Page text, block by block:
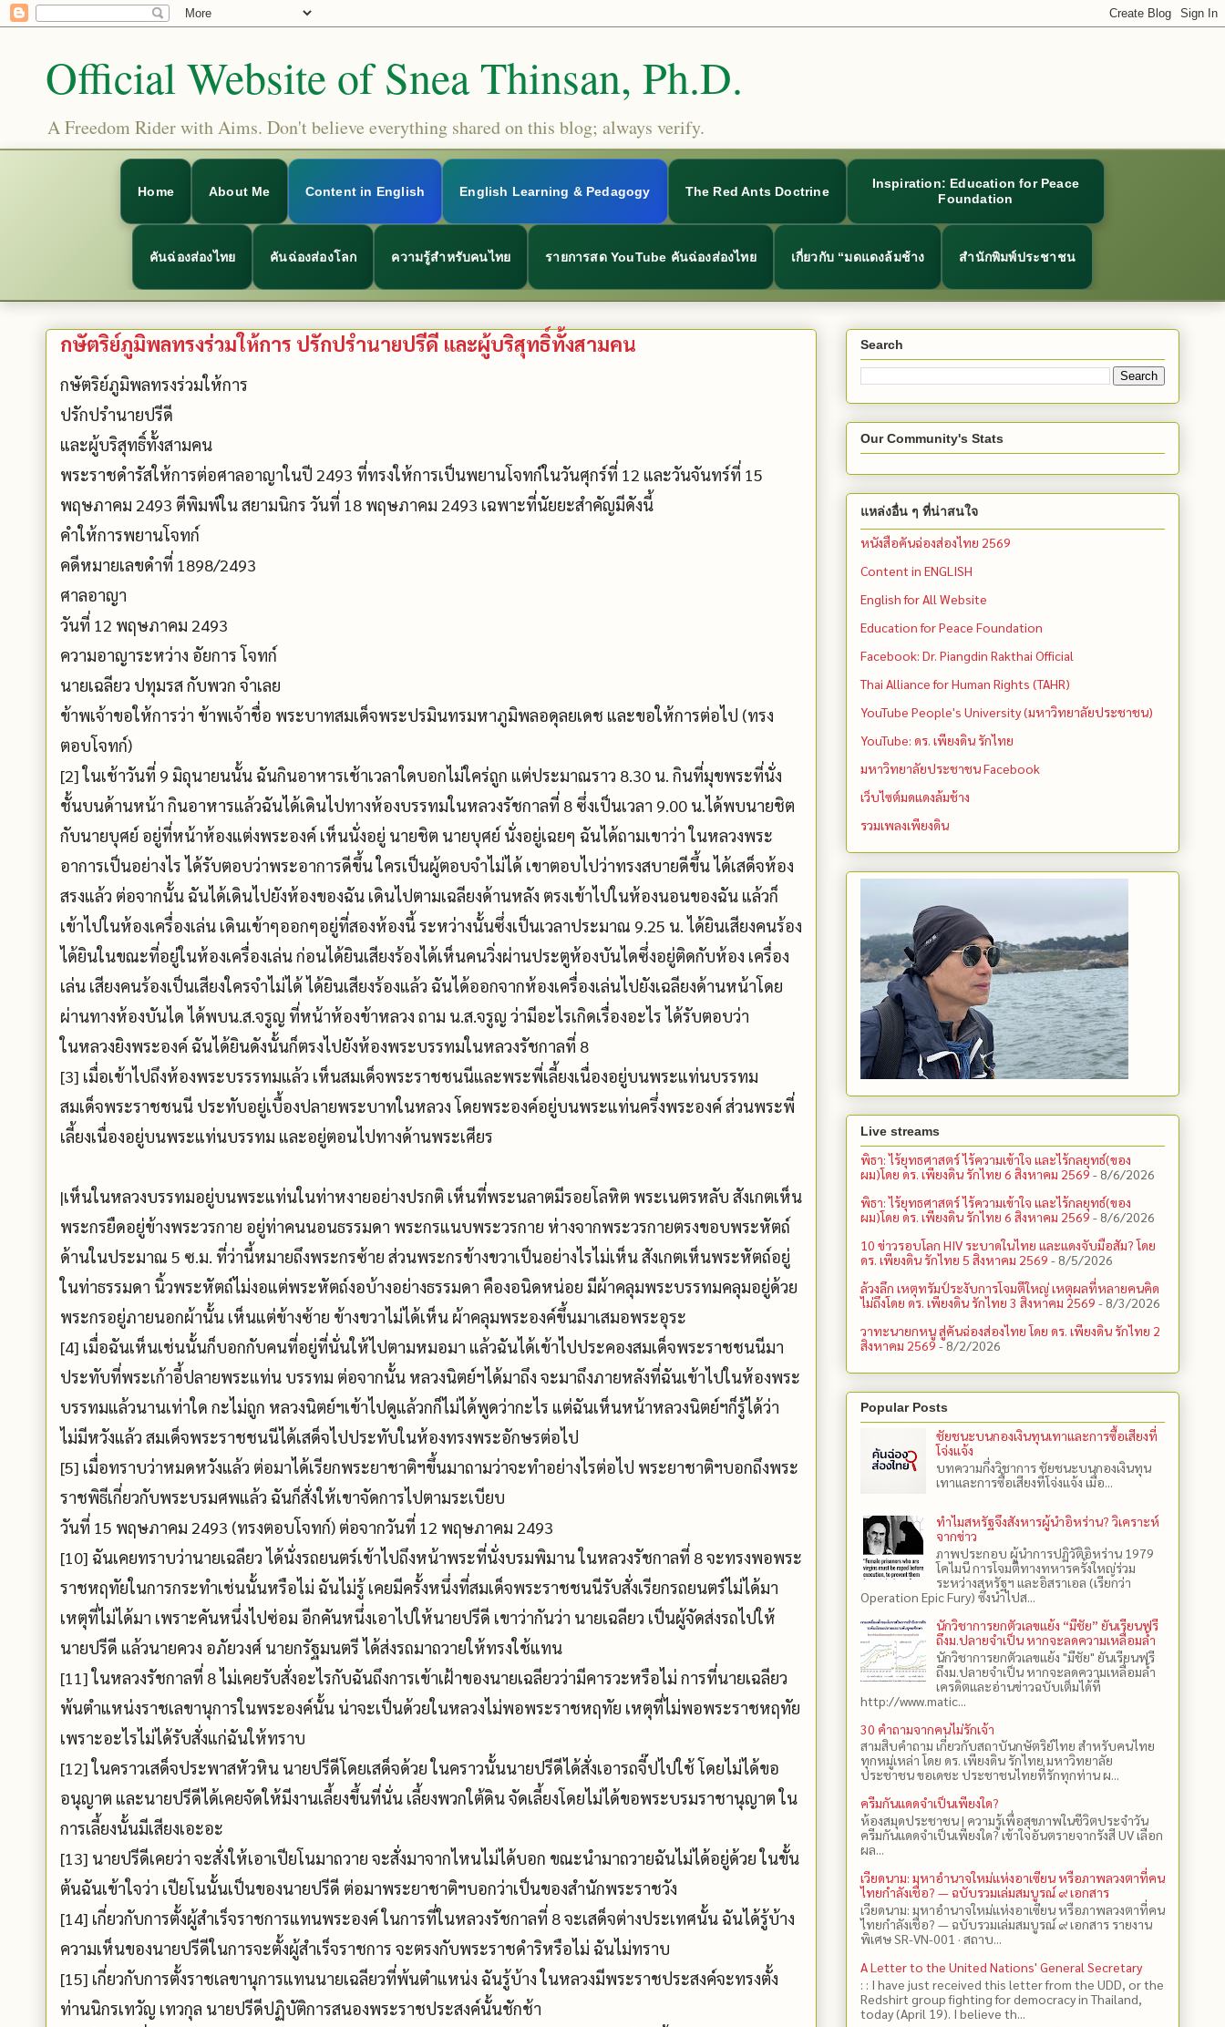
Official Website of Snea Thinsan, Ph.D.
A Freedom Rider with Aims. Don't believe everything shared on this blog; always verify.
Home About Me Content in English English Learning & Pedagogy The Red Ants Doctrine
Inspiration: Education for Peace
Foundation
คันฉ่องส่องไทย คันฉ่องส่องโลก ความรู้สำหรับคนไทย รายการสด YouTube คันฉ่องส่องไทย เกี่ยวกับ “มดแดงล้มช้าง สำนักพิมพ์ประชาชน
กษัตริย์ภูมิพลทรงร่วมให้การ ปรักปรำนายปรีดี และผู้บริสุทธิ์ทั้งสามคน
กษัตริย์ภูมิพลทรงร่วมให้การ
ปรักปรำนายปรีดี
และผู้บริสุทธิ์ทั้งสามคน
พระราชดำรัสให้การต่อศาลอาญาในปี 2493 ที่ทรงให้การเป็นพยานโจทก์ในวันศุกร์ที่ 12 และวันจันทร์ที่ 15
พฤษภาคม 2493 ตีพิมพ์ใน สยามนิกร วันที่ 18 พฤษภาคม 2493 เฉพาะที่นัยยะสำคัญมีดังนี้
คำให้การพยานโจทก์
คดีหมายเลขดำที่ 1898/2493
ศาลอาญา
วันที่ 12 พฤษภาคม 2493
ความอาญาระหว่าง อัยการ โจทก์
นายเฉลียว ปทุมรส กับพวก จำเลย
ข้าพเจ้าขอให้การว่า ข้าพเจ้าชื่อ พระบาทสมเด็จพระปรมินทรมหาภูมิพลอดุลยเดช และขอให้การต่อไป (ทรง
ตอบโจทก์)
[2] ในเช้าวันที่ 9 มิถุนายนนั้น ฉันกินอาหารเช้าเวลาใดบอกไม่ใคร่ถูก แต่ประมาณราว 8.30 น. กินที่มุขพระที่นั่ง
ชั้นบนด้านหน้า กินอาหารแล้วฉันได้เดินไปทางห้องบรรทมในหลวงรัชกาลที่ 8 ซึ่งเป็นเวลา 9.00 น.ได้พบนายชิต
กับนายบุศย์ อยู่ที่หน้าห้องแต่งพระองค์ เห็นนั่งอยู่ นายชิต นายบุศย์ นั่งอยู่เฉยๆ ฉันได้ถามเขาว่า ในหลวงพระ
อาการเป็นอย่างไร ได้รับตอบว่าพระอาการดีขึ้น ใครเป็นผู้ตอบจำไม่ได้ เขาตอบไปว่าทรงสบายดีขึ้น ได้เสด็จห้อง
สรงแล้ว ต่อจากนั้น ฉันได้เดินไปยังห้องของฉัน เดินไปตามเฉลียงด้านหลัง ตรงเข้าไปในห้องนอนของฉัน แล้วก็
เข้าไปในห้องเครื่องเล่น เดินเข้าๆออกๆอยู่ที่สองห้องนี้ ระหว่างนั้นซึ่งเป็นเวลาประมาณ 9.25 น. ได้ยินเสียงคนร้อง
ได้ยินในขณะที่อยู่ในห้องเครื่องเล่น ก่อนได้ยินเสียงร้องได้เห็นคนวิ่งผ่านประตูห้องบันไดซึ่งอยู่ติดกับห้อง เครื่อง
เล่น เสียงคนร้องเป็นเสียงใครจำไม่ได้ ได้ยินเสียงร้องแล้ว ฉันได้ออกจากห้องเครื่องเล่นไปยังเฉลียงด้านหน้าโดย
ผ่านทางห้องบันได ได้พบน.ส.จรูญ ที่หน้าห้องข้าหลวง ถาม น.ส.จรูญ ว่ามีอะไรเกิดเรื่องอะไร ได้รับตอบว่า
ในหลวงยิงพระองค์ ฉันได้ยินดังนั้นก็ตรงไปยังห้องพระบรรทมในหลวงรัชกาลที่ 8
[3] เมื่อเข้าไปถึงห้องพระบรรรทมแล้ว เห็นสมเด็จพระราชชนนีและพระพี่เลี้ยงเนื่องอยู่บนพระแท่นบรรทม
สมเด็จพระราชชนนี ประทับอยู่เบื้องปลายพระบาทในหลวง โดยพระองค์อยู่บนพระแท่นครึ่งพระองค์ ส่วนพระพี่
เลี้ยงเนื่องอยู่บนพระแท่นบรรทม และอยู่ตอนไปทางด้านพระเศียร
|เห็นในหลวงบรรทมอยู่บนพระแท่นในท่าหงายอย่างปรกติ เห็นที่พระนลาตมีรอยโลหิต พระเนตรหลับ สังเกตเห็น
พระกรยืดอยู่ข้างพระวรกาย อยู่ท่าคนนอนธรรมดา พระกรแนบพระวรกาย ห่างจากพระวรกายตรงขอบพระหัตถ์
ด้านในประมาณ 5 ซ.ม. ที่ว่านี้หมายถึงพระกรซ้าย ส่วนพระกรข้างขวาเป็นอย่างไรไม่เห็น สังเกตเห็นพระหัตถ์อยู่
ในท่าธรรมดา นิ้วพระหัตถ์ไม่งอแต่พระหัตถ์งอบ้างอย่างธรรมดา คืองอนิดหน่อย มีผ้าคลุมพระบรรทมคลุมอยู่ด้วย
พระกรอยู่ภายนอกผ้านั้น เห็นแต่ข้างซ้าย ข้างขวาไม่ได้เห็น ผ้าคลุมพระองค์ขึ้นมาเสมอพระอุระ
[4] เมื่อฉันเห็นเช่นนั้นก็บอกกับคนที่อยู่ที่นั่นให้ไปตามหมอมา แล้วฉันได้เข้าไปประคองสมเด็จพระราชชนนีมา
ประทับที่พระเก้าอี้ปลายพระแท่น บรรทม ต่อจากนั้น หลวงนิตย์ฯได้มาถึง จะมาถึงภายหลังที่ฉันเข้าไปในห้องพระ
บรรทมแล้วนานเท่าใด กะไม่ถูก หลวงนิตย์ฯเข้าไปดูแล้วกก็ไม่ได้พูดว่ากะไร แต่ฉันเห็นหน้าหลวงนิตย์ฯก็รู้ได้ว่า
ไม่มีหวังแล้ว สมเด็จพระราชชนนีได้เสด็จไปประทับในห้องทรงพระอักษรต่อไป
[5] เมื่อทราบว่าหมดหวังแล้ว ต่อมาได้เรียกพระยาชาติฯขึ้นมาถามว่าจะทำอย่างไรต่อไป พระยาชาติฯบอกถึงพระ
ราชพิธีเกี่ยวกับพระบรมศพแล้ว ฉันก็สั่งให้เขาจัดการไปตามระเบียบ
วันที่ 15 พฤษภาคม 2493 (ทรงตอบโจทก์) ต่อจากวันที่ 12 พฤษภาคม 2493
[10] ฉันเคยทราบว่านายเฉลียว ได้นั่งรถยนตร์เข้าไปถึงหน้าพระที่นั่งบรมพิมาน ในหลวงรัชกาลที่ 8 จะทรงพอพระ
ราชหฤทัยในการกระทำเช่นนั้นหรือไม่ ฉันไม่รู้ เคยมีครั้งหนึ่งที่สมเด็จพระราชชนนีรับสั่งเรียกรถยนตร์ไม่ได้มา
เหตุที่ไม่ได้มา เพราะคันหนึ่งไปซ่อม อีกคันหนึ่งเอาไปให้นายปรีดี เขาว่ากันว่า นายเฉลียว เป็นผู้จัดส่งรถไปให้
นายปรีดี แล้วนายควง อภัยวงศ์ นายกรัฐมนตรี ได้ส่งรถมาถวายให้ทรงใช้แทน
[11] ในหลวงรัชกาลที่ 8 ไม่เคยรับสั่งอะไรกับฉันถึงการเข้าเฝ้าของนายเฉลียวว่ามีคารวะหรือไม่ การที่นายเฉลียว
พ้นตำแหน่งราชเลขานุการในพระองค์นั้น น่าจะเป็นด้วยในหลวงไม่พอพระราชหฤทัย เหตุที่ไม่พอพระราชหฤทัย
เพราะอะไรไม่ได้รับสั่งแก่ฉันให้ทราบ
[12] ในคราวเสด็จประพาสหัวหิน นายปรีดีโดยเสด็จด้วย ในคราวนั้นนายปรีดีได้สั่งเอารถจี๊ปไปใช้ โดยไม่ได้ขอ
อนุญาต และนายปรีดีได้เคยจัดให้มีงานเลี้ยงขึ้นที่นั่น เลี้ยงพวกใต้ดิน จัดเลี้ยงโดยไม่ได้ขอพระบรมราชานุญาต ใน
การเลี้ยงนั้นมีเสียงเอะอะ
[13] นายปรีดีเคยว่า จะสั่งให้เอาเปียโนมาถวาย จะสั่งมาจากไหนไม่ได้บอก ขณะนำมาถวายฉันไม่ได้อยู่ด้วย ในขั้น
ต้นฉันเข้าใจว่า เปียโนนั้นเป็นของนายปรีดี ต่อมาพระยาชาติฯบอกว่าเป็นของสำนักพระราชวัง
[14] เกี่ยวกับการตั้งผู้สำเร็จราชการแทนพระองค์ ในการที่ในหลวงรัชกาลที่ 8 จะเสด็จต่างประเทศนั้น ฉันได้รู้บ้าง
ความเห็นของนายปรีดีในการจะตั้งผู้สำเร็จราชการ จะตรงกับพระราชดำริหรือไม่ ฉันไม่ทราบ
[15] เกี่ยวกับการตั้งราชเลขานุการแทนนายเฉลียวที่พ้นตำแหน่ง ฉันรู้บ้าง ในหลวงมีพระราชประสงค์จะทรงตั้ง
ท่านนิกรเทวัญ เทวกุล นายปรีดีปฏิบัติการสนองพระราชประสงค์นั้นชักช้า
Search
Our Community's Stats
แหล่งอื่น ๆ ที่น่าสนใจ
หนังสือคันฉ่องส่องไทย 2569
Content in ENGLISH
English for All Website
Education for Peace Foundation
Facebook: Dr. Piangdin Rakthai Official
Thai Alliance for Human Rights (TAHR)
YouTube People's University (มหาวิทยาลัยประชาชน)
YouTube: ดร. เพียงดิน รักไทย
มหาวิทยาลัยประชาชน Facebook
เว็บไซต์มดแดงล้มช้าง
รวมเพลงเพียงดิน
Live streams
พิธา: ไร้ยุทธศาสตร์ ไร้ความเข้าใจ และไร้กลยุทธ์(ของ
ผม)โดย ดร. เพียงดิน รักไทย 6 สิงหาคม 2569 - 8/6/2026
พิธา: ไร้ยุทธศาสตร์ ไร้ความเข้าใจ และไร้กลยุทธ์(ของ
ผม)โดย ดร. เพียงดิน รักไทย 6 สิงหาคม 2569 - 8/6/2026
10 ข่าวรอบโลก HIV ระบาดในไทย และแดงจับมือสัม? โดย
ดร. เพียงดิน รักไทย 5 สิงหาคม 2569 - 8/5/2026
ล้วงลึก เหตุทรัมป์ระงับการโจมตีใหญ่ เหตุผลที่หลายคนคิด
ไม่ถึงโดย ดร. เพียงดิน รักไทย 3 สิงหาคม 2569 - 8/3/2026
วาทะนายกหนู สู่คันฉ่องส่องไทย โดย ดร. เพียงดิน รักไทย 2
สิงหาคม 2569 - 8/2/2026
Popular Posts
ชัยชนะบนกองเงินทุนเทาและการซื้อเสียงที่
โจ่งแจ้ง
บทความกึ่งวิชาการ ชัยชนะบนกองเงินทุน
เทาและการซื้อเสียงที่โจ่งแจ้ง เมื่อ...
ทำไมสหรัฐจึงสังหารผู้นำอิหร่าน? วิเคราะห์
จากข่าว
ภาพประกอบ ผู้นำการปฏิวัติอิหร่าน 1979
โคไมนี การโจมตีทางทหารครั้งใหญ่ร่วม
ระหว่างสหรัฐฯ และอิสราเอล (เรียกว่า
Operation Epic Fury) ซึ่งนำไปส...
นักวิชาการยกตัวเลขแย้ง “มีชัย” ยันเรียนฟรี
ถึงม.ปลายจำเป็น หากจะลดความเหลื่อมล้ำ
นักวิชาการยกตัวเลขแย้ง "มีชัย" ยันเรียนฟรี
ถึงม.ปลายจำเป็น หากจะลดความเหลื่อมล้ำ
เครดิตและอ่านข่าวฉบับเต็มได้ที่
http://www.matic...
30 คำถามจากคนไม่รักเจ้า
สามสิบคำถาม เกี่ยวกับสถาบันกษัตริย์ไทย สำหรับคนไทย
ทุกหมู่เหล่า โดย ดร.​ เพียงดิน รักไทย มหาวิทยาลัย
ประชาชน ขอเดชะ ประชาชนไทยที่รักทุกท่าน ผ...
ครีมกันแดดจำเป็นเพียงใด?
ห้องสมุดประชาชน | ความรู้เพื่อสุขภาพในชีวิตประจำวัน
ครีมกันแดดจำเป็นเพียงใด? เข้าใจอันตรายจากรังสี UV เลือก
ผล...
เวียดนาม: มหาอำนาจใหม่แห่งอาเซียน หรือภาพลวงตาที่คน
ไทยกำลังเชื่อ? — ฉบับรวมเล่มสมบูรณ์ ๙ เอกสาร
เวียดนาม: มหาอำนาจใหม่แห่งอาเซียน หรือภาพลวงตาที่คน
ไทยกำลังเชื่อ? — ฉบับรวมเล่มสมบูรณ์ ๙ เอกสาร รายงาน
พิเศษ SR-VN-001 · สถาบ...
A Letter to the United Nations' General Secretary
: : I have just received this letter from the UDD, or the
Redshirt group fighting for democracy in Thailand,
today (April 19). I believe th...